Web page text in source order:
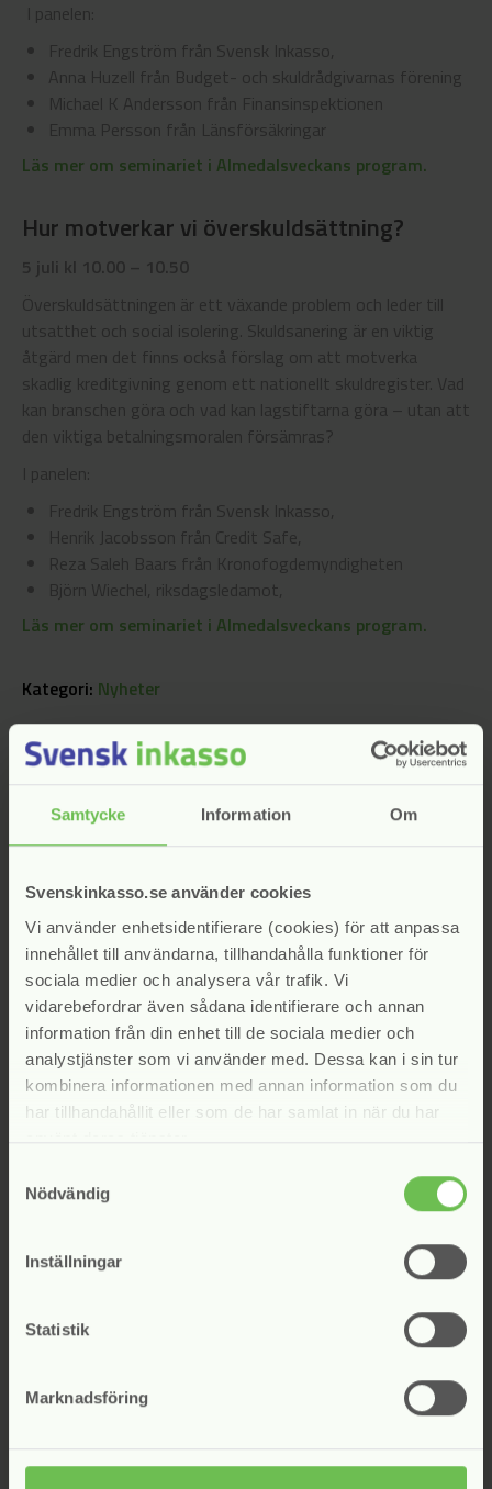
Samtycke Information Om
Svenskinkasso.se använder cookies
Vi använder enhetsidentifierare (cookies) för att anpassa
innehållet till användarna, tillhandahålla funktioner för
sociala medier och analysera vår trafik. Vi
vidarebefordrar även sådana identifierare och annan
information från din enhet till de sociala medier och
analystjänster som vi använder med. Dessa kan i sin tur
kombinera informationen med annan information som du
har tillhandahållit eller som de har samlat in när du har
Nödvändig
Inställningar
Statistik
Marknadsföring
I panelen:
Fredrik Engström från Svensk Inkasso,
Anna Huzell från Budget- och skuldrådgivarnas förening
Michael K Andersson från Finansinspektionen
Emma Persson från Länsförsäkringar
Läs mer om seminariet i Almedalsveckans program.
Hur motverkar vi överskuldsättning?
5 juli kl 10.00 – 10.50
Överskuldsättningen är ett växande problem och leder till
utsatthet och social isolering. Skuldsanering är en viktig
åtgärd men det finns också förslag om att motverka
skadlig kreditgivning genom ett nationellt skuldregister. Vad
kan branschen göra och vad kan lagstiftarna göra – utan att
den viktiga betalningsmoralen försämras?
I panelen:
Fredrik Engström från Svensk Inkasso,
Henrik Jacobsson från Credit Safe,
Reza Saleh Baars från Kronofogdemyndigheten
Björn Wiechel, riksdagsledamot,
Läs mer om seminariet i Almedalsveckans program.
Kategori: Nyheter
Bli medlem i Svensk Inkasso
Alla svenska företag som bedriver
inkassoverksamhet enligt inkassolagen kan bli
medlemmar i Svensk Inkasso.
Kontakta vår ordförande, Fredrik Engström, vid
arrow_forward
Ny styrelse för Svensk Inkasso